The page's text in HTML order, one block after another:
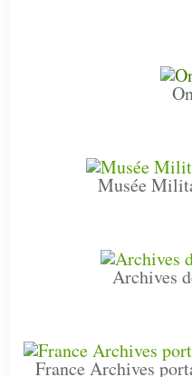
Musée
Archives
France Archives